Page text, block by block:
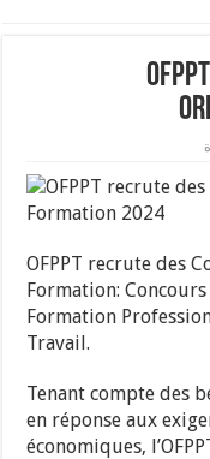
OFPPT recrute des
Formation:
Formation
Travail.
Tenant compte des
en réponse aux
économiques,